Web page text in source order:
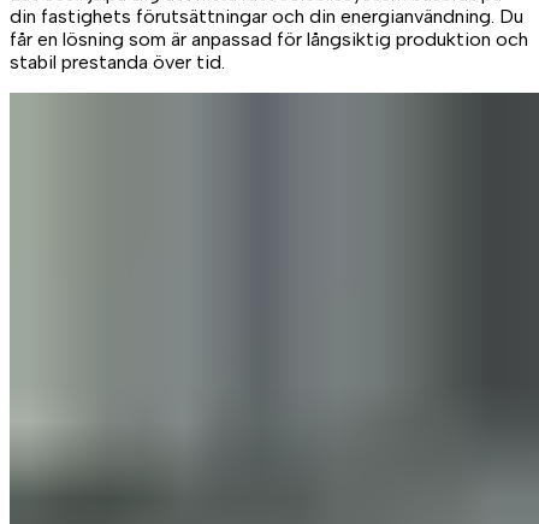
din fastighets förutsättningar och din energianvändning. Du
får en lösning som är anpassad för långsiktig produktion och
stabil prestanda över tid.